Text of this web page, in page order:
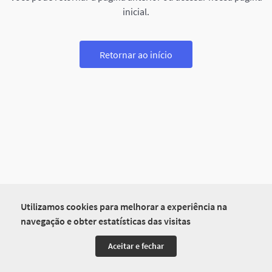
Utilizamos cookies para melhorar a experiência na
navegação e obter estatísticas das visitas
Aceitar e fechar
inicial.
Retornar ao início